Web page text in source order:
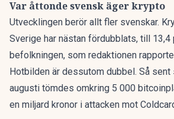
Var åttonde svensk äger krypto
Utvecklingen berör allt fler svenskar.
Sverige har nästan fördubblats, till 13,4
befolkningen, som redaktionen
Hotbilden är dessutom dubbel. Så sent
augusti tömdes omkring 5 000
en miljard kronor i attacken mot